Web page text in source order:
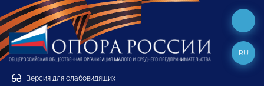
Версия для слабовидящих
RU